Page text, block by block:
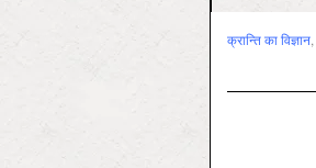
क्रान्ति का विज्ञान,